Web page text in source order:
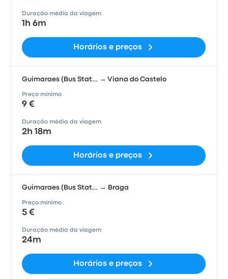
Duração média da viagem
1h 6m
Horários e preços
Guimaraes (Bus Stat… → Viana do Castelo
Preço mínimo
9 €
Duração média da viagem
2h 18m
Horários e preços
Guimaraes (Bus Stat… → Braga
Preço mínimo
5 €
Duração média da viagem
24m
Horários e preços